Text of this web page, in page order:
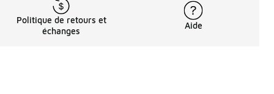
Politique de retours et
échanges
Aide